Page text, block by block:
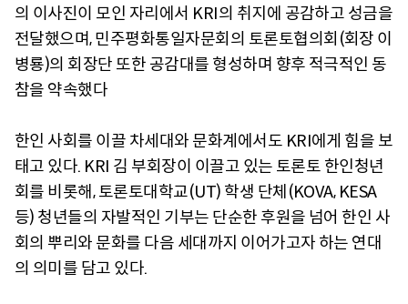
의 이사진이 모인 자리에서 KRI의 취지에 공감하고 성금을
전달했으며, 민주평화통일자문회의 토론토협의회(회장 이
병룡)의 회장단 또한 공감대를 형성하며 향후 적극적인 동
참을 약속했다
한인 사회를 이끌 차세대와 문화계에서도 KRI에게 힘을 보
태고 있다. KRI 김 부회장이 이끌고 있는 토론토 한인청년
회를 비롯해, 토론토대학교(UT) 학생 단체(KOVA, KESA
등) 청년들의 자발적인 기부는 단순한 후원을 넘어 한인 사
회의 뿌리와 문화를 다음 세대까지 이어가고자 하는 연대
의 의미를 담고 있다.